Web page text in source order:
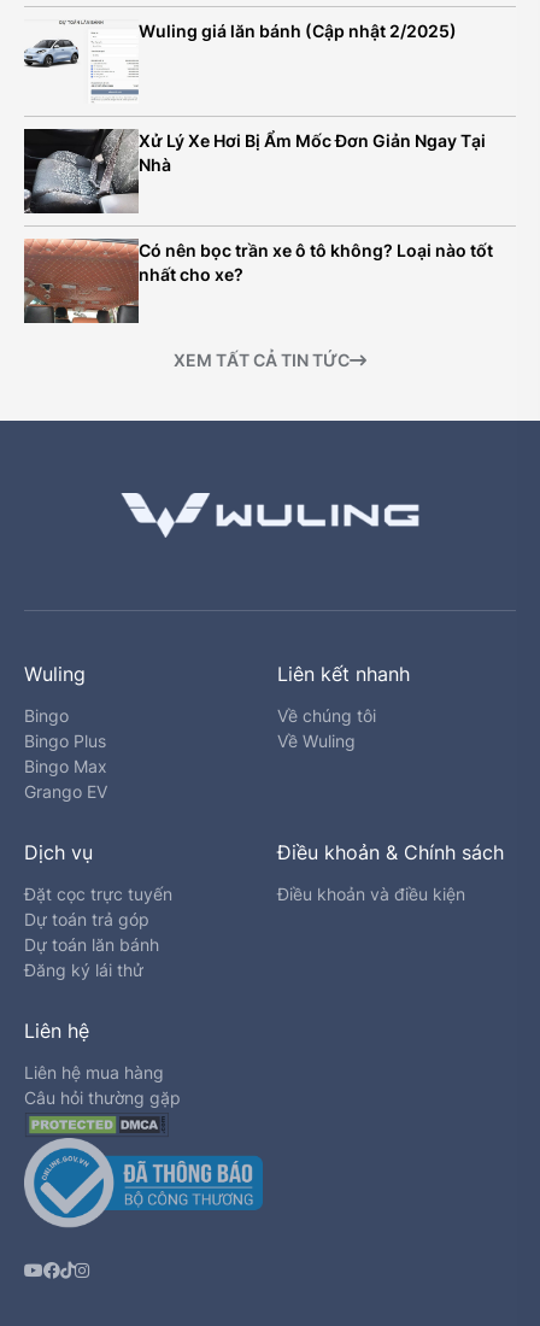
Wuling giá lăn bánh (Cập nhật 2/2025)
Xử Lý Xe Hơi Bị Ẩm Mốc Đơn Giản Ngay Tại
Nhà
Có nên bọc trần xe ô tô không? Loại nào tốt
nhất cho xe?
XEM TẤT CẢ TIN TỨC
Wuling
Bingo
Bingo Plus
Bingo Max
Grango EV
Liên kết nhanh
Về chúng tôi
Về Wuling
Dịch vụ
Đặt cọc trực tuyến
Dự toán trả góp
Dự toán lăn bánh
Đăng ký lái thử
Điều khoản & Chính sách
Điều khoản và điều kiện
Liên hệ
Liên hệ mua hàng
Câu hỏi thường gặp